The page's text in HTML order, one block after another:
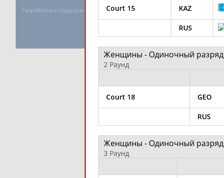
Разработка и поддержка ООО НАИТ «Стадион»
Court 15 KAZ
RUS
Женщины - Одиночный разряд
2 Раунд
Court 18 GEO
RUS
Женщины - Одиночный разряд
3 Раунд